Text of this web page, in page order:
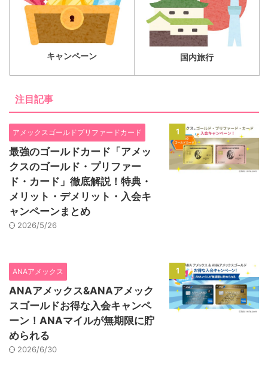
キャンペーン 国内旅行
注目記事
1
アメックスゴールドプリファードカード
最強のゴールドカード「アメッ
クスのゴールド・プリファー
ド・カード」徹底解説！特典・
メリット・デメリット・入会キ
ャンペーンまとめ
2026/5/26
1
ANAアメックス
ANAアメックス&ANAアメック
スゴールドお得な入会キャンペ
ーン！ANAマイルが無期限に貯
められる
2026/6/30